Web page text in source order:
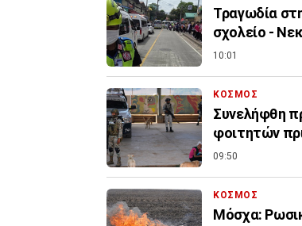
Τραγωδία
σχολείο -
10:01
ΚΟΣΜΟΣ
Συνελήφθη
φοιτητών
09:50
ΚΟΣΜΟΣ
Μόσχα: